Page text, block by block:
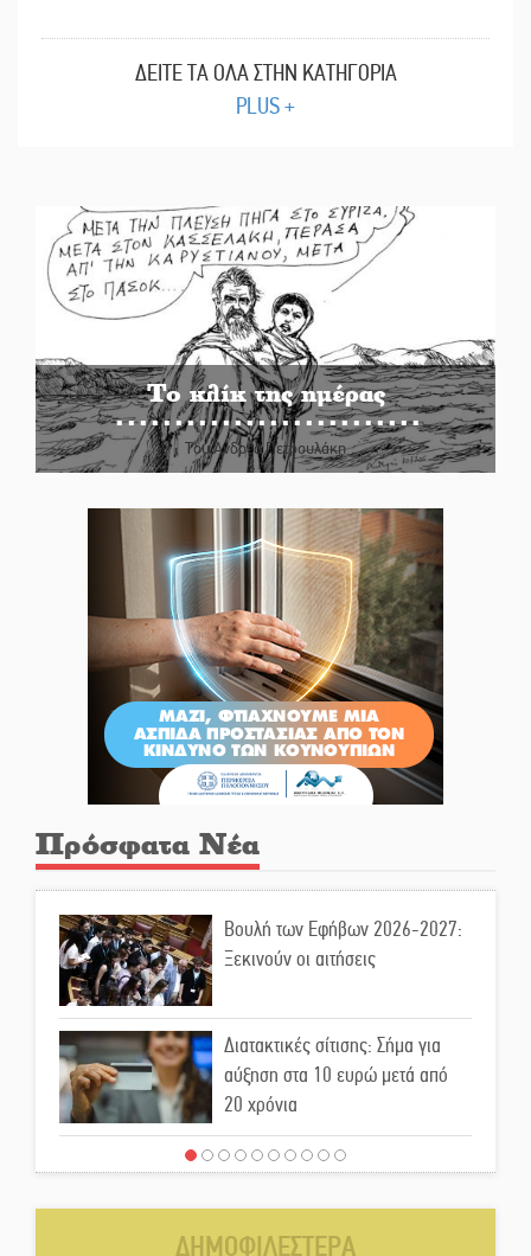
ΔΕΙΤΕ ΤΑ ΟΛΑ ΣΤΗΝ ΚΑΤΗΓΟΡΙΑ
PLUS +
Το κλίκ της ημέρας
Του Ανδρέα Πετρουλάκη
Πρόσφατα Νέα
Βουλή των Εφήβων 2026-2027:
Ξεκινούν οι αιτήσεις
Διατακτικές σίτισης: Σήμα για
αύξηση στα 10 ευρώ μετά από
20 χρόνια
«Για ψυχολογικούς λόγους»
ΔΗΜΟΦΙΛΕΣΤΕΡΑ